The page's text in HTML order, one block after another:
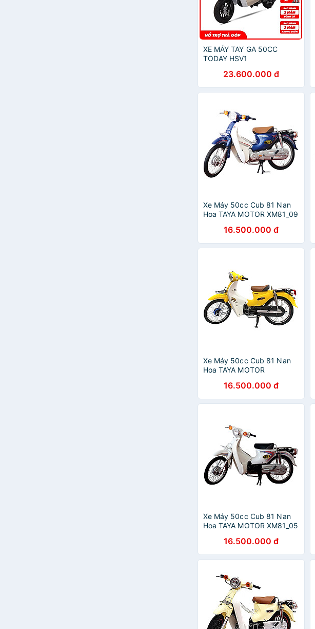
XE MÁY TAY GA 50CC
TODAY HSV1
23.600.000 đ
Xe Máy 50cc Cub 81 Nan
Hoa TAYA MOTOR XM81_09
16.500.000 đ
Xe Máy 50cc Cub 81 Nan
Hoa TAYA MOTOR
16.500.000 đ
Xe Máy 50cc Cub 81 Nan
Hoa TAYA MOTOR XM81_05
16.500.000 đ